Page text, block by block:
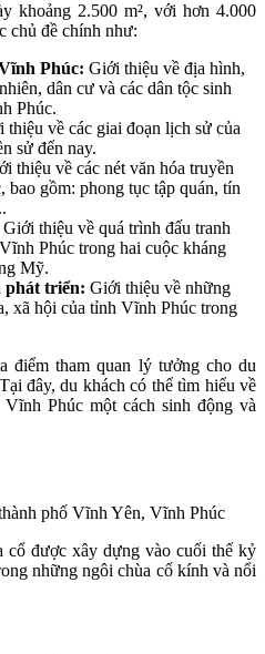
khoảng 2.500 m², với hơn 4.000
chủ đề chính như:
Phúc: Giới thiệu về địa hình,
dân cư và các dân tộc sinh
Phúc.
thiệu về các giai đoạn lịch sử của
sử đến nay.
thiệu về các nét văn hóa truyền
bao gồm: phong tục tập quán, tín
Giới thiệu về quá trình đấu tranh
Phúc trong hai cuộc kháng
Mỹ.
phát triển: Giới thiệu về những
xã hội của tỉnh Vĩnh Phúc trong
điểm tham quan lý tưởng cho du
đây, du khách có thể tìm hiểu về
Phúc một cách sinh động và
phố Vĩnh Yên, Vĩnh Phúc
cổ được xây dựng vào cuối thế kỷ
những ngôi chùa cổ kính và nổi